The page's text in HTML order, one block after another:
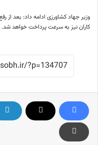
وزیر جهاد کشاورزی ادامه داد: بعد از
کاران نیز به سرعت پرداخت خواهد شد.